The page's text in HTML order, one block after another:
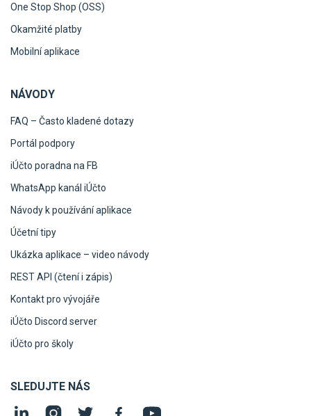
One Stop Shop (OSS)
Okamžité platby
Mobilní aplikace
NÁVODY
FAQ – Často kladené dotazy
Portál podpory
iÚčto poradna na FB
WhatsApp kanál iÚčto
Návody k používání aplikace
Účetní tipy
Ukázka aplikace – video návody
REST API (čtení i zápis)
Kontakt pro vývojáře
iÚčto Discord server
iÚčto pro školy
SLEDUJTE NÁS